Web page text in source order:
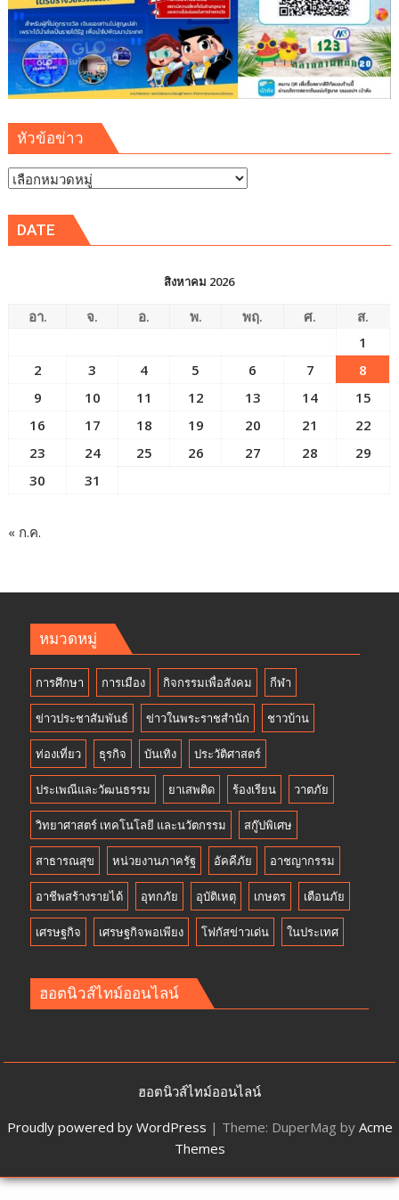
ประเทศ
หัวข้อข่าว
หัวข้อ
DATE
สิงหาคม 2026
อา. จ. อ. พ. พฤ. ศ.
ส.
1
2
3 4 5 6 7
8
9
10 11 12 13 14
15
16
17 18 19 20 21
22
23
24 25 26 27 28
29
30
31
« ก.ค.
หมวดหมู่
การศึกษา การเมือง กิจกรรมเพื่อสังคม กีฬา
ข่าวประชาสัมพันธ์ ข่าวในพระราชสำนัก ชาวบ้าน
ท่องเที่ยว ธุรกิจ บันเทิง ประวัติศาสตร์
ประเพณีและวัฒนธรรม ยาเสพติด ร้องเรียน วาตภัย
วิทยาศาสตร์ เทคโนโลยี และนวัตกรรม สกู๊ปพิเศษ
สาธารณสุข หน่วยงานภาครัฐ อัคคีภัย อาชญากรรม
อาชีพสร้างรายได้ อุทกภัย อุบัติเหตุ เกษตร เตือนภัย
เศรษฐกิจ เศรษฐกิจพอเพียง โฟกัสข่าวเด่น ในประเทศ
ฮอตนิวส์ไทม์ออนไลน์
ฮอตนิวส์ไทม์ออนไลน์
Proudly powered by WordPress | Theme: DuperMag by Acme
Themes